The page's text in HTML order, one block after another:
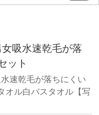
吸水速乾毛が落
ット
速乾毛が落ちにくい
オル白バスタオル【写